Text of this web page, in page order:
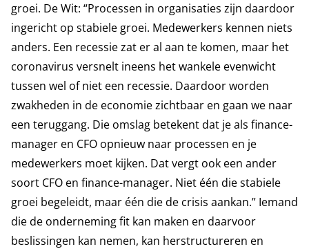
groei. De Wit: “Processen in organisaties zijn daardoor
ingericht op stabiele groei. Medewerkers kennen niets
anders. Een recessie zat er al aan te komen, maar het
coronavirus versnelt ineens het wankele evenwicht
tussen wel of niet een recessie. Daardoor worden
zwakheden in de economie zichtbaar en gaan we naar
een teruggang. Die omslag betekent dat je als finance-
manager en CFO opnieuw naar processen en je
medewerkers moet kijken. Dat vergt ook een ander
soort CFO en finance-manager. Niet één die stabiele
groei begeleidt, maar één die de crisis aankan.” Iemand
die de onderneming fit kan maken en daarvoor
beslissingen kan nemen, kan herstructureren en